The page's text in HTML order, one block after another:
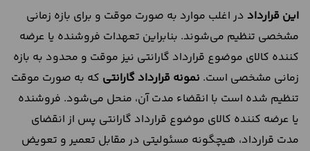
این قرارداد در اغلب موارد به صورت موقت و برای بازه زمانی
مشخصی تنظیم می‌شوند. بنابراین تعهدات فروشنده یا عرضه
کننده کالای موضوع قرارداد گارانتی نیز موقت و محدود به بازه
زمانی مشخصی است. نمونه قرارداد گارانتی که به صورت موقت
تنظیم شده است با انقضاء مدت آن، منحل می‌شود. فروشنده
یا عرضه کننده کالای موضوع قرارداد گارانتی پس از انقضای
مدت قرارداد، هیچگونه مسئولیتی در مقابل تعمیر و تعویض